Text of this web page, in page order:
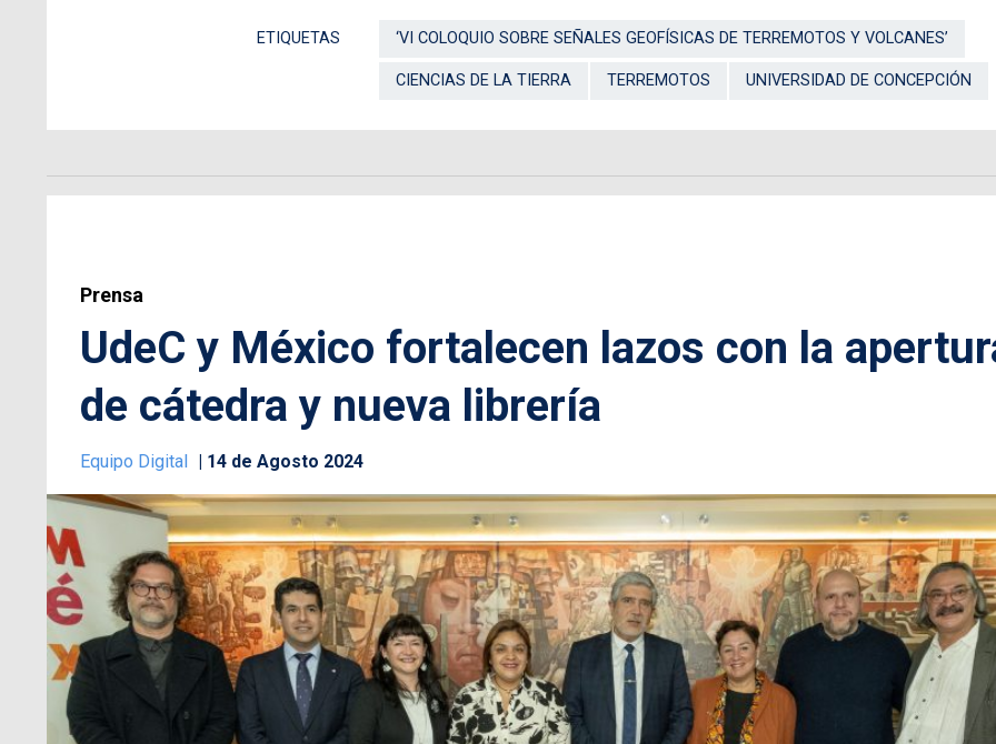
ETIQUETAS ‘VI COLOQUIO SOBRE SEÑALES GEOFÍSICAS DE TERREMOTOS Y VOLCANES’
CIENCIAS DE LA TIERRA TERREMOTOS UNIVERSIDAD DE CONCEPCIÓN
Prensa
UdeC y México fortalecen lazos con la
de cátedra y nueva librería
Equipo Digital 14 de Agosto 2024